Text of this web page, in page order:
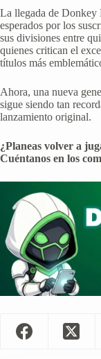
La llegada de Donkey
esperados por los
sus divisiones entre
quienes critican el
títulos más
Ahora, una nueva
sigue siendo tan
lanzamiento original.
¿Planeas volver a
Cuéntanos en los